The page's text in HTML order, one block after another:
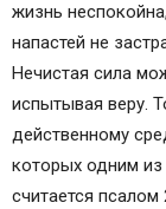
жизнь
напастей не
Нечистая сила
испытывая веру.
действенному
которых одним
считается